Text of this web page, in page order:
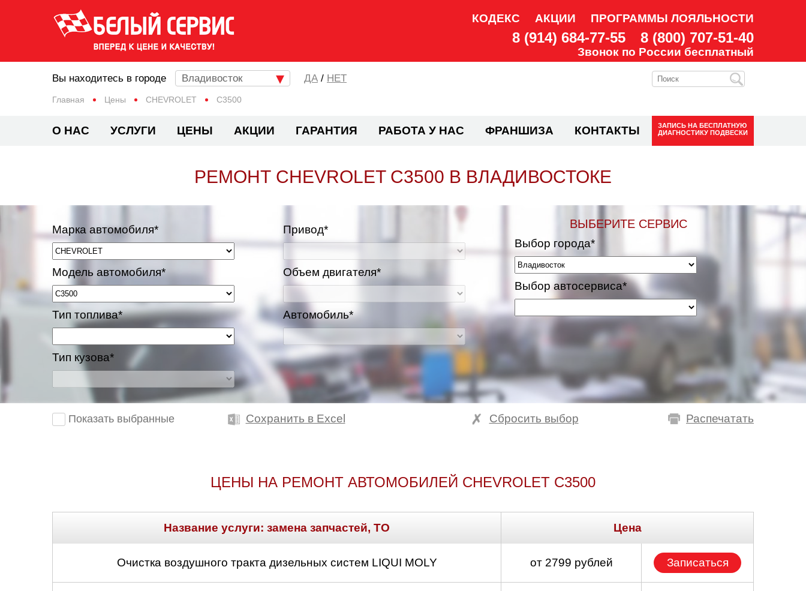
КОДЕКС АКЦИИ ПРОГРАММЫ ЛОЯЛЬНОСТИ
8 (914) 684-77-55 8 (800) 707-51-40
Звонок по России бесплатный
Главная Цены CHEVROLET C3500
Вы находитесь в городе Владивосток / НЕТ
О НАС УСЛУГИ ЦЕНЫ АКЦИИ ГАРАНТИЯ РАБОТА У НАС ФРАНШИЗА КОНТАКТЫ ЗАПИСЬ НА БЕСПЛАТНУЮ
ДИАГНОСТИКУ ПОДВЕСКИ
РЕМОНТ CHEVROLET C3500 В ВЛАДИВОСТОКЕ
Марка автомобиля*
Модель автомобиля*
Тип топлива*
Тип кузова*
Привод*
Объем двигателя*
Автомобиль*
ВЫБЕРИТЕ СЕРВИС
Выбор города*
Выбор автосервиса*
Показать выбранные Сохранить в Excel Распечатать
Сбросить выбор
ЦЕНЫ НА РЕМОНТ АВТОМОБИЛЕЙ CHEVROLET C3500
Название услуги: замена запчастей, ТО Цена
Очистка воздушного тракта дизельных систем LIQUI MOLY от 2799 рублей Записаться